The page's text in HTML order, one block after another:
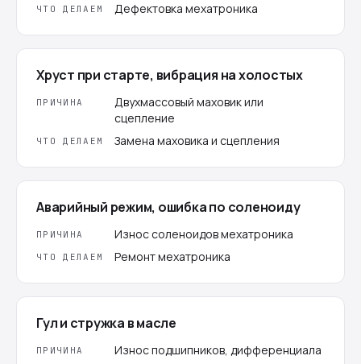
ЧТО ДЕЛАЕМ Дефектовка мехатроника
Хруст при старте, вибрация на холостых
ПРИЧИНА
Двухмассовый маховик или
сцепление
ЧТО ДЕЛАЕМ Замена маховика и сцепления
Аварийный режим, ошибка по соленоиду
ПРИЧИНА Износ соленоидов мехатроника
ЧТО ДЕЛАЕМ Ремонт мехатроника
Гул и стружка в масле
ПРИЧИНА Износ подшипников, дифференциала